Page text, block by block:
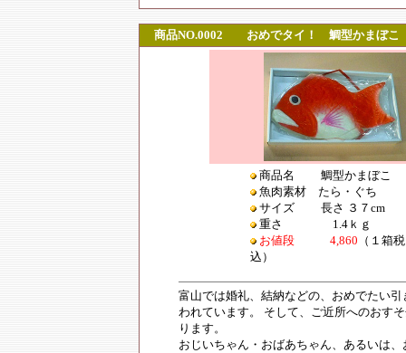
商品NO.0002 おめでタイ！ 鯛型かまぼこ
商品名 鯛型かまぼこ
魚肉素材 たら・ぐち
サイズ
長さ ３７cm
重さ
1.4ｋｇ
お値段 4,860 （１箱税
込）
富山では婚礼、結納などの、おめでたい
われています。 そして、ご近所へのおす
ります。
おじいちゃん・おばあちゃん、あるいは